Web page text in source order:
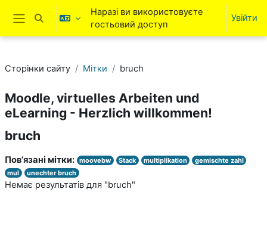
Перейти до головного вмісту
Бокова панель
Переключити введення пошуку
Наразі ви використовуєте
гостьовий доступ
Увійти
Сторінки сайту Мітки bruch
Moodle, virtuelles Arbeiten und
eLearning - Herzlich willkommen!
bruch
Пов’язані мітки: moovebw Stack multiplikation
gemischte zahl
mul
unechter bruch
Немає результатів для "bruch"